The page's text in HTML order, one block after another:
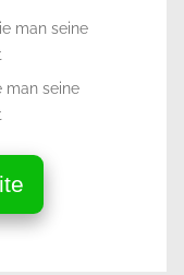
man seine